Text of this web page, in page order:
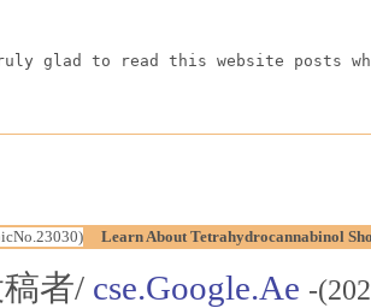
glad to read this website posts
Learn About Tetrahydrocannabinol
者/ cse.Google.Ae -